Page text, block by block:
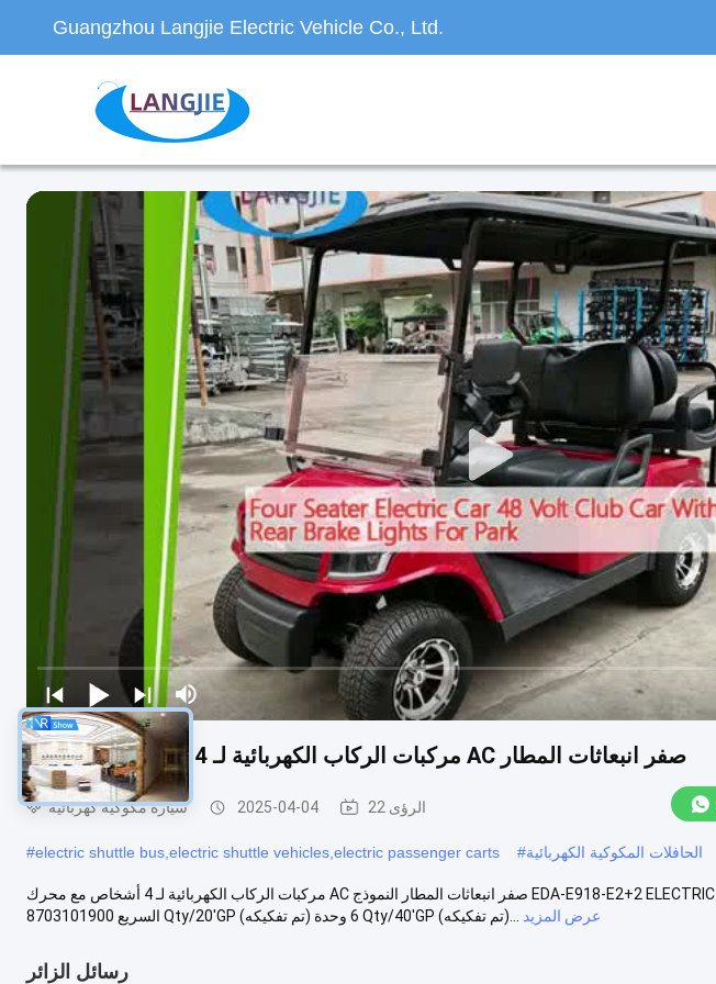
Guangzhou Langjie Electric Vehicle Co., Ltd.
مركبات الركاب الكهربائية لـ 4 أشخاص مع محرك AC صفر انبعاثات المطار
سيارة مكوكية كهربائية 2025-04-04 22 الرؤى
#electric shuttle bus,electric shuttle vehicles,electric passenger carts #الحافلات المكوكية الكهربائية
مركبات الركاب الكهربائية لـ 4 أشخاص مع محرك AC صفر انبعاثات المطار النموذج EDA-E918-E2+2 ELECTRIC GOLF CAR الأداء: المواصفات: الرمز
السريع 8703101900 Qty/20'GP (تم تفكيكه) 6 وحدة Qty/40'GP (تم تفكيكه)...
عرض المزيد
رسائل الزائر